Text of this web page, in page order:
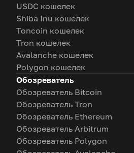
USDC кошелек
Shiba Inu кошелек
Toncoin кошелек
Tron кошелек
Avalanche кошелек
Polygon кошелек
Обозреватель
Обозреватель Bitcoin
Обозреватель Tron
Обозреватель Ethereum
Обозреватель Arbitrum
Обозреватель Polygon